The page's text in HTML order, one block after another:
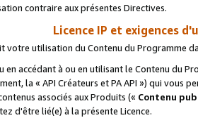
contraire aux présentes Directives.
Licence IP et exigences
votre utilisation du Contenu du Programme
en accédant à ou en utilisant le Contenu du
la « API Créateurs et PA API ») qui vous
associés aux Produits (« Contenu
d'être lié(e) à la présente Licence.